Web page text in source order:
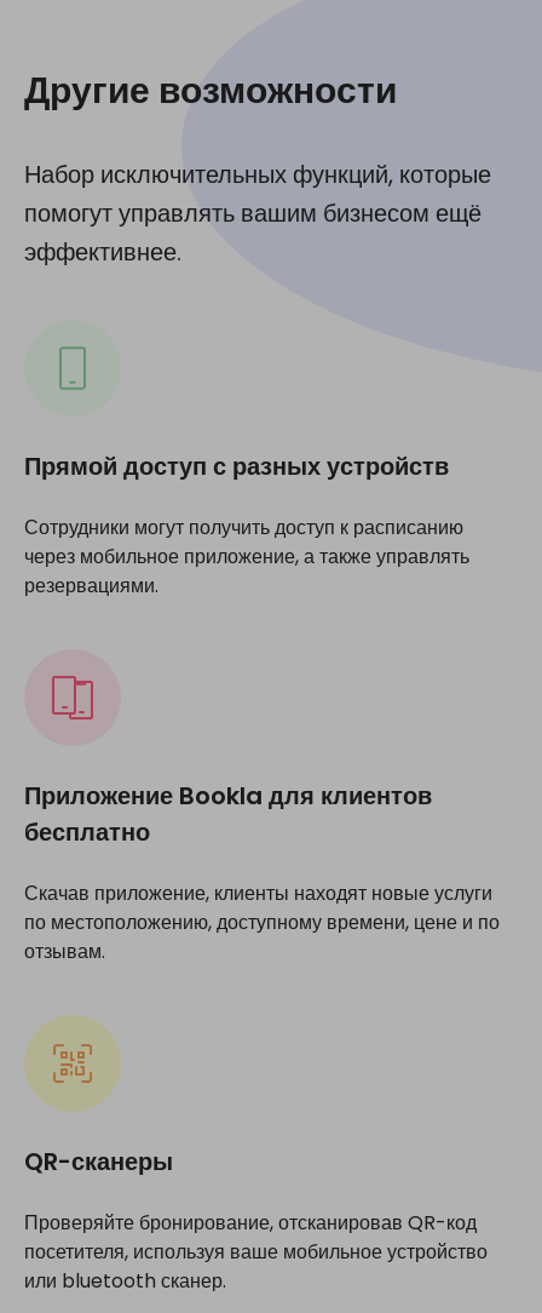
Другие возможности
Набор исключительных функций, которые
помогут управлять вашим бизнесом ещё
эффективнее.
Прямой доступ с разных устройств
Сотрудники могут получить доступ к расписанию
через мобильное приложение, а также управлять
резервациями.
Приложение Bookla для клиентов
бесплатно
Скачав приложение, клиенты находят новые услуги
по местоположению, доступному времени, цене и по
отзывам.
QR-сканеры
Проверяйте бронирование, отсканировав QR-код
посетителя, используя ваше мобильное устройство
или bluetooth сканер.